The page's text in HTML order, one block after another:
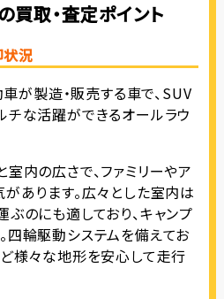
買取・査定ポイント
状況
が製造・販売する車で、SUV
チな活躍ができるオールラウ
内の広さで、ファミリーやア
あります。広々とした室内は
のにも適しており、キャンプ
四輪駆動システムを備えてお
様々な地形を安心して走行